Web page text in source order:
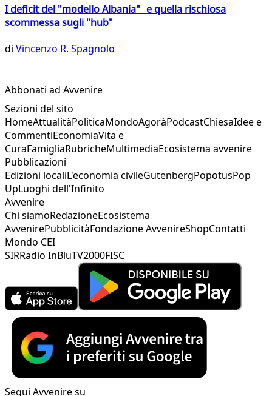
I deficit del "modello Albania" e quella rischiosa
scommessa sugli "hub"
di Vincenzo R. Spagnolo
Abbonati ad Avvenire
Sezioni del sito
HomeAttualitàPoliticaMondoAgoràPodcastChiesaIdee e
CommentiEconomiaVita e
CuraFamigliaRubricheMultimediaEcosistema avvenire
Pubblicazioni
Edizioni localiL'economia civileGutenbergPopotusPop
UpLuoghi dell'Infinito
Avvenire
Chi siamoRedazioneEcosistema
AvvenirePubblicitàFondazione AvvenireShopContatti
Mondo CEI
SIRRadio InBluTV2000FISC
Segui Avvenire su